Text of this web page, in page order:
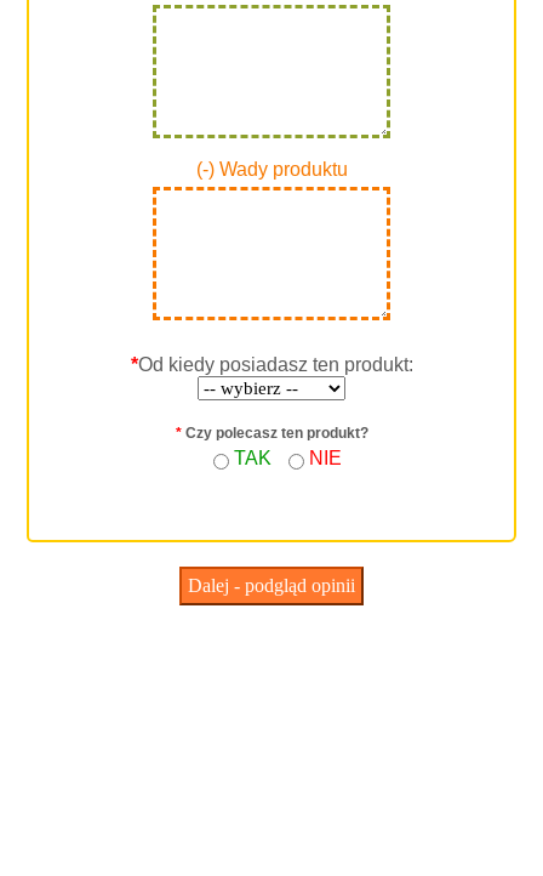
(-) Wady produktu
*Od kiedy posiadasz ten produkt:
*Czy polecasz ten produkt?
TAK NIE